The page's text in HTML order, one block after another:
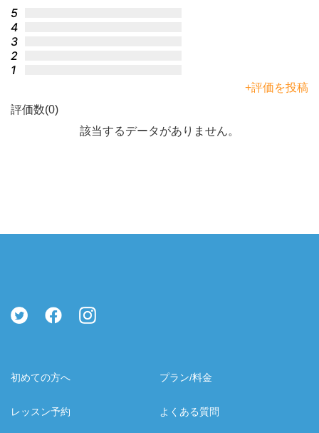
5
4
3
2
1
+評価を投稿
評価数(0)
該当するデータがありません。
初めての方へ プラン/料金
レッスン予約 よくある質問